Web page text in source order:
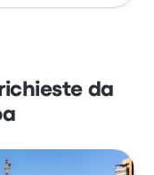
da